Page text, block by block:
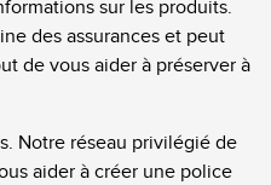
sur les produits.
des assurances et peut
de vous aider à préserver à
Notre réseau privilégié de
aider à créer une police